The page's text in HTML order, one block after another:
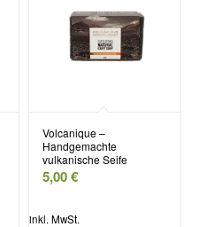
Volcanique –
Handgemachte
vulkanische Seife
5,00€
inkl. MwSt.